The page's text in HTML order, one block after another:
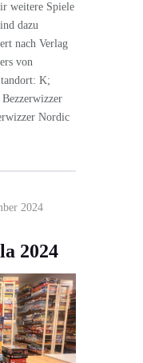
weitere Spiele
dazu
nach Verlag
von
K;
Nordic
2024
2024